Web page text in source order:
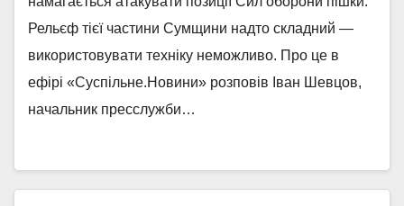
Рельєф тієї частини Сумщини надто складний —
використовувати техніку неможливо. Про це в
ефірі «Суспільне.Новини» розповів Іван Шевцов,
начальник пресслужби…